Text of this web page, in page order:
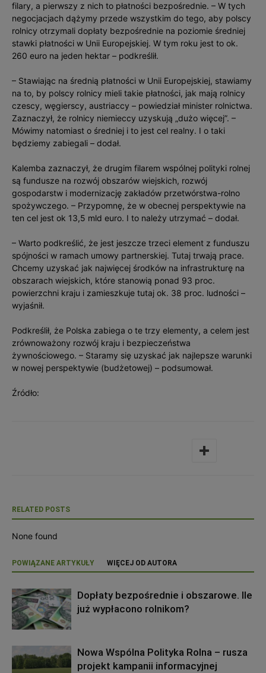
filary, a pierwszy z nich to płatności bezpośrednie. – W tych
negocjacjach dążymy przede wszystkim do tego, aby polscy
rolnicy otrzymali dopłaty bezpośrednie na poziomie średniej
stawki płatności w Unii Europejskiej. W tym roku jest to ok.
260 euro na jeden hektar – podkreślił.
– Stawiając na średnią płatności w Unii Europejskiej, stawiamy
na to, by polscy rolnicy mieli takie płatności, jak mają rolnicy
czescy, węgierscy, austriaccy – powiedział minister rolnictwa.
Zaznaczył, że rolnicy niemieccy uzyskują „dużo więcej”. –
Mówimy natomiast o średniej i to jest cel realny. I o taki
będziemy zabiegali – dodał.
Kalemba zaznaczył, że drugim filarem wspólnej polityki rolnej
są fundusze na rozwój obszarów wiejskich, rozwój
gospodarstw i modernizację zakładów przetwórstwa-rolno
spożywczego. – Przypomnę, że w obecnej perspektywie na
ten cel jest ok 13,5 mld euro. I to należy utrzymać – dodał.
– Warto podkreślić, że jest jeszcze trzeci element z funduszu
spójności w ramach umowy partnerskiej. Tutaj trwają prace.
Chcemy uzyskać jak najwięcej środków na infrastrukturę na
obszarach wiejskich, które stanowią ponad 93 proc.
powierzchni kraju i zamieszkuje tutaj ok. 38 proc. ludności –
wyjaśnił.
Podkreślił, że Polska zabiega o te trzy elementy, a celem jest
zrównoważony rozwój kraju i bezpieczeństwa
żywnościowego. – Staramy się uzyskać jak najlepsze warunki
w nowej perspektywie (budżetowej) – podsumował.
Źródło:
RELATED POSTS
None found
POWIĄZANE ARTYKUŁY WIĘCEJ OD AUTORA
Dopłaty bezpośrednie i obszarowe. Ile
już wypłacono rolnikom?
Nowa Wspólna Polityka Rolna – rusza
projekt kampanii informacyjnej